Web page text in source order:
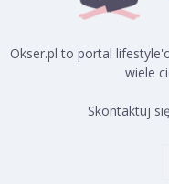
Okser.pl to portal
wiele
Skontaktuj